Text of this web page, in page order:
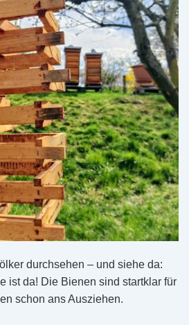
durchsehen – und siehe da:
ist da! Die Bienen sind startklar für
schon ans Ausziehen.